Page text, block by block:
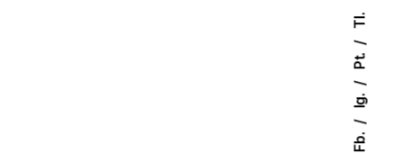
Fb.
Ig.
Pt.
Tl.